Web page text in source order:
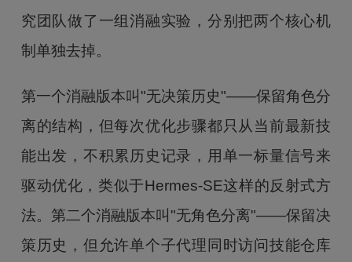
究团队做了一组消融实验，分别把两个核心机
制单独去掉。
第一个消融版本叫"无决策历史"——保留角色分
离的结构，但每次优化步骤都只从当前最新技
能出发，不积累历史记录，用单一标量信号来
驱动优化，类似于Hermes-SE这样的反射式方
法。第二个消融版本叫"无角色分离"——保留决
策历史，但允许单个子代理同时访问技能仓库